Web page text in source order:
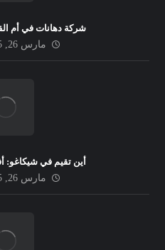
شركة دهانات في أم القيوين
مارس 26, 2025
أين تقيم في شيكاغو:
مارس 26, 2025